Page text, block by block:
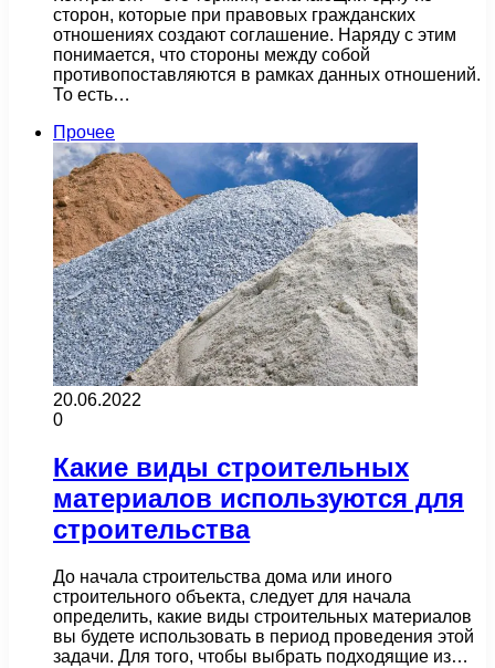
сторон, которые при правовых гражданских
отношениях создают соглашение. Наряду с этим
понимается, что стороны между собой
противопоставляются в рамках данных отношений.
То есть…
Прочее
20.06.2022
0
Какие виды строительных
материалов используются для
строительства
До начала строительства дома или иного
строительного объекта, следует для начала
определить, какие виды строительных материалов
вы будете использовать в период проведения этой
задачи. Для того, чтобы выбрать подходящие из…